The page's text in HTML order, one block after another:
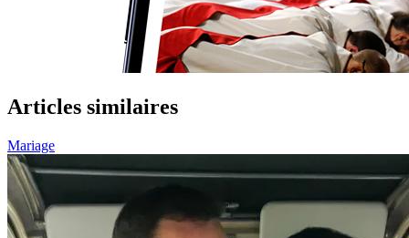
Articles similaires
Mariage